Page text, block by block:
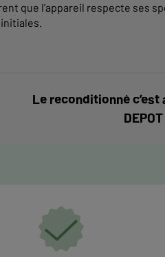
que l'appareil respecte ses
Le reconditionné